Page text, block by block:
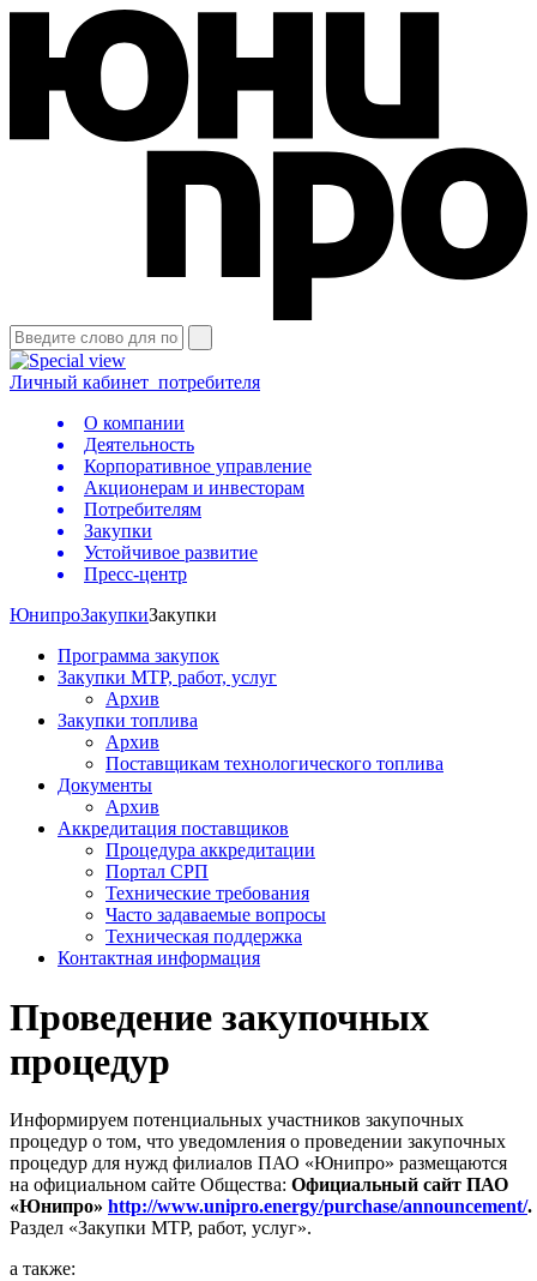
Личный кабинет потребителя
О компании
Деятельность
Корпоративное управление
Акционерам и инвесторам
Потребителям
Закупки
Устойчивое развитие
Пресс-центр
ЮнипроЗакупкиЗакупки
Программа закупок
Закупки МТР, работ, услуг
Архив
Закупки топлива
Архив
Поставщикам технологического топлива
Документы
Архив
Аккредитация поставщиков
Процедура аккредитации
Портал СРП
Технические требования
Часто задаваемые вопросы
Техническая поддержка
Контактная информация
Проведение закупочных
процедур
Информируем потенциальных участников закупочных
процедур о том, что уведомления о проведении закупочных
процедур для нужд филиалов ПАО «Юнипро» размещаются
на официальном сайте Общества: Официальный сайт ПАО
«Юнипро» http://www.unipro.energy/purchase/announcement/.
Раздел «Закупки МТР, работ, услуг».
а также: